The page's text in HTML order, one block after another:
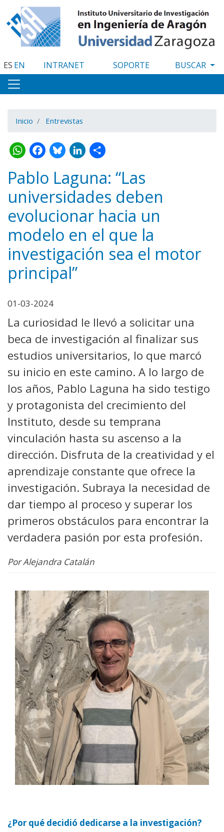
al
contenido
principal
ES EN INTRANET SOPORTE
Inicio Entrevistas
WhatsApp
Facebook
Bluesky
LinkedIn
Share
Pablo Laguna: “Las
universidades deben
evolucionar hacia un
modelo en el que la
investigación sea el motor
principal”
01-03-2024
La curiosidad le llevó a solicitar una
beca de investigación al finalizar sus
estudios universitarios, lo que marcó
su inicio en este camino. A lo largo de
los años, Pablo Laguna ha sido testigo
y protagonista del crecimiento del
Instituto, desde su temprana
vinculación hasta su ascenso a la
dirección. Disfruta de la creatividad y el
aprendizaje constante que ofrece la
investigación. Subraya la necesidad de
dar tiempo al proceso y superar los
primeros obstáculos para encontrar la
verdadera pasión por esta profesión.
Por Alejandra Catalán
¿Por qué decidió dedicarse a la investigación?